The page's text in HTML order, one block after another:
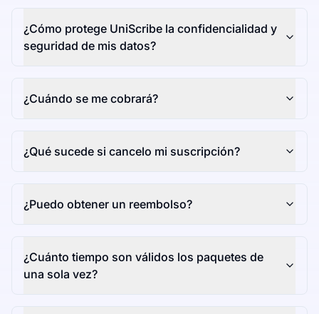
¿Cómo protege UniScribe la confidencialidad y
seguridad de mis datos?
¿Cuándo se me cobrará?
¿Qué sucede si cancelo mi suscripción?
¿Puedo obtener un reembolso?
¿Cuánto tiempo son válidos los paquetes de
una sola vez?